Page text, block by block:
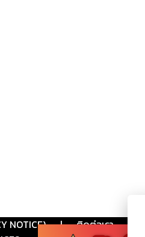
NOTICE) | ติดต่อเรา